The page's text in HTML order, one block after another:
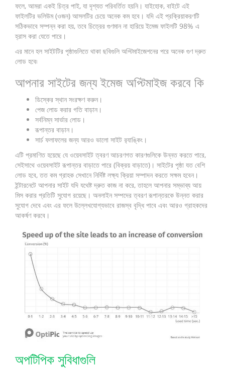
ফলে, আমরা একই চিত্র পাই, যা দৃশ্যত পরিবর্তিত হয়নি। যাইহোক, বাইটে এই
ফাইলটির ভলিউম (ওজন) আসলটির চেয়ে অনেক কম হবে। যদি এই প্রক্রিয়াকরণটি
সঠিকভাবে সম্পন্ন করা হয়, তবে চিত্রের গুণমান না হারিয়ে ইমেজ ফাইলটি 98% এ
হ্রাস করা যেতে পারে।
এর মানে হল সাইটটির পৃষ্ঠাগুলিতে থাকা ছবিগুলি অপ্টিমাইজেশনের পরে অনেক গুণ দ্রুত
লোড হবে৷
আপনার সাইটের জন্য ইমেজ অপ্টিমাইজ করবে কি
ডিস্কের স্থান সংরক্ষণ করুন।
পেজ লোড করার গতি বাড়ান।
সর্বনিম্ন সার্ভার লোড।
রূপান্তর বাড়ান।
সার্চ ফলাফলের জন্য আরও ভালো সাইট র‌্যাঙ্কিং।
এটি প্রমাণিত হয়েছে যে ওয়েবসাইট ত্বরণ আচরণগত কারণগুলিকে উন্নত করতে পারে,
সেইসাথে ওয়েবসাইট রূপান্তর বাড়াতে পারে (বিক্রয় বাড়াতে)। সাইটের পৃষ্ঠা যত বেশি
লোড হবে, তত কম গ্রাহক সেখানে নির্দিষ্ট লক্ষ্য ক্রিয়া সম্পাদন করতে সক্ষম হবেন।
ইন্টারনেটে আপনার সাইট যদি যথেষ্ট দ্রুত কাজ না করে, তাহলে আপনার সম্ভাব্য আয়
মিস করার প্রতিটি সুযোগ রয়েছে। অনলাইন সম্পদের ত্বরণ রূপান্তরকে উন্নত করার
সুযোগ দেবে এবং এর ফলে উল্লেখযোগ্যভাবে রাজস্ব বৃদ্ধি পাবে এবং আরও গ্রাহকদের
আকর্ষণ করবে।
অপটিপিক সুবিধাগুলি